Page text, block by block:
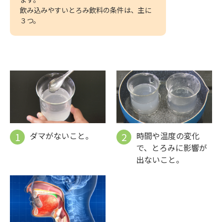
飲み込みやすいとろみ飲料の条件は、主に
３つ。
ダマがないこと。
時間や温度の変化
で、とろみに影響が
出ないこと。